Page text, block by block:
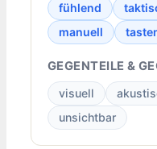
fühlend
manuell
GEGENTEILE &
visuell
unsichtbar